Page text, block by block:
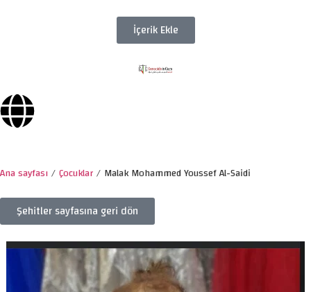
İçerik Ekle
Ana sayfası/Çocuklar/ Malak Mohammed Youssef Al-Saidi
Şehitler sayfasına geri dön